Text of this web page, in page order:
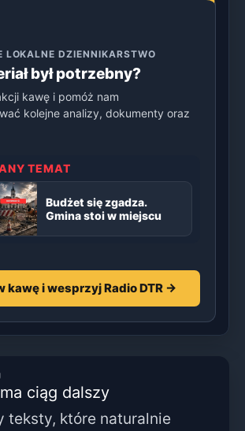
LOKALNE DZIENNIKARSTWO
był potrzebny?
kawę i pomóż nam
kolejne analizy, dokumenty oraz
TEMAT
Budżet się zgadza.
Gmina stoi w miejscu
kawę i wesprzyj Radio DTR →
ciąg dalszy
teksty, które naturalnie